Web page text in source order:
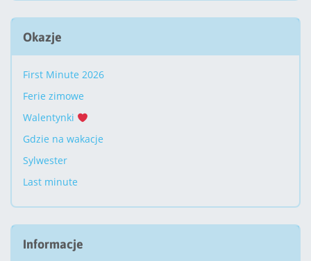
Okazje
First Minute 2026
Ferie zimowe
Walentynki
Gdzie na wakacje
Sylwester
Last minute
Informacje